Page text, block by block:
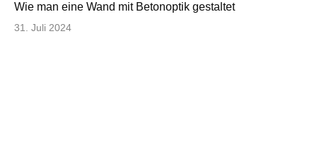
Wie man eine Wand mit Betonoptik gestaltet
31. Juli 2024